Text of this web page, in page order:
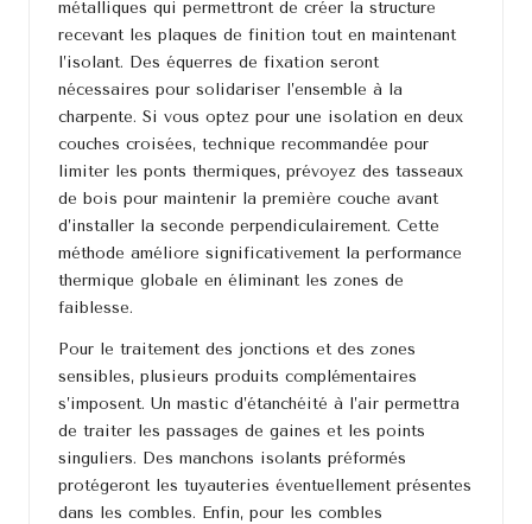
métalliques qui permettront de créer la structure
recevant les plaques de finition tout en maintenant
l’isolant. Des équerres de fixation seront
nécessaires pour solidariser l’ensemble à la
charpente. Si vous optez pour une isolation en deux
couches croisées, technique recommandée pour
limiter les ponts thermiques, prévoyez des tasseaux
de bois pour maintenir la première couche avant
d’installer la seconde perpendiculairement. Cette
méthode améliore significativement la performance
thermique globale en éliminant les zones de
faiblesse.
Pour le traitement des jonctions et des zones
sensibles, plusieurs produits complémentaires
s’imposent. Un mastic d’étanchéité à l’air permettra
de traiter les passages de gaines et les points
singuliers. Des manchons isolants préformés
protégeront les tuyauteries éventuellement présentes
dans les combles. Enfin, pour les combles